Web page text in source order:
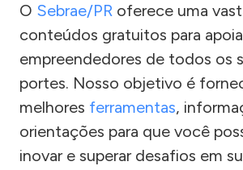
O Sebrae/PR oferece uma
conteúdos gratuitos para
empreendedores de todos os
portes. Nosso objetivo é
melhores ferramentas,
orientações para que você
inovar e superar desafios em